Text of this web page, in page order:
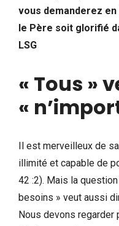
vous demanderez
le Père soit glorifié
LSG
« Tous »
«
Il est merveilleux de
illimité et capable de
42 :2). Mais la
besoins » veut aussi
Nous devons regarder